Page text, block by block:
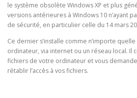
le système obsolète Windows XP et plus
versions antérieures à Windows 10 n’ayant
de sécurité, en particulier celle du 14 mars
Ce dernier s’installe comme n’importe
ordinateur, via internet ou un réseau local. Il
fichiers de votre ordinateur et vous
rétablir l’accès à vos fichiers.